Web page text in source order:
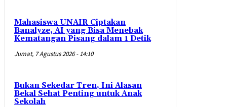
Mahasiswa UNAIR Ciptakan
Banalyze, AI yang Bisa Menebak
Kematangan Pisang dalam 1 Detik
Jumat, 7 Agustus 2026 - 14:10
Bukan Sekedar Tren, Ini Alasan
Bekal Sehat Penting untuk Anak
Sekolah